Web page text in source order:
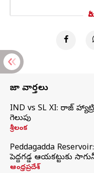
తాజా వార్తలు
IND vs SL XI: సిరాజ్‌
గెలుపు
శ్రీలంక
Peddagadda
పెద్దగడ్డ ఆయకట్టుకు
ఆంధ్రప్రదేశ్